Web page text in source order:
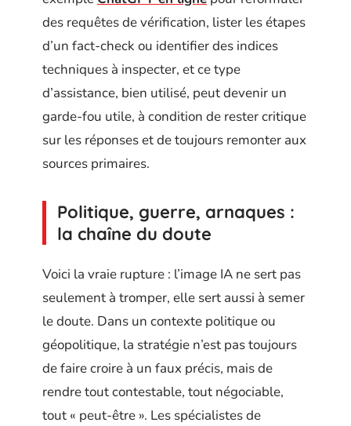
des requêtes de vérification, lister les étapes
d’un fact-check ou identifier des indices
techniques à inspecter, et ce type
d’assistance, bien utilisé, peut devenir un
garde-fou utile, à condition de rester critique
sur les réponses et de toujours remonter aux
sources primaires.
Politique, guerre, arnaques :
la chaîne du doute
Voici la vraie rupture : l’image IA ne sert pas
seulement à tromper, elle sert aussi à semer
le doute. Dans un contexte politique ou
géopolitique, la stratégie n’est pas toujours
de faire croire à un faux précis, mais de
rendre tout contestable, tout négociable,
tout « peut-être ». Les spécialistes de